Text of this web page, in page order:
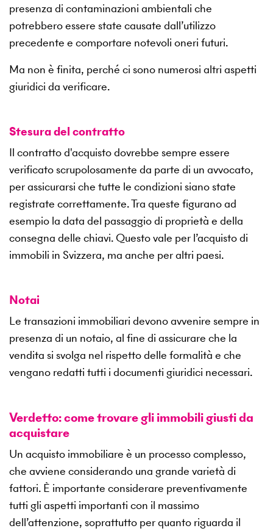
presenza di contaminazioni ambientali che
potrebbero essere state causate dall’utilizzo
precedente e comportare notevoli oneri futuri.
Ma non è finita, perché ci sono numerosi altri aspetti
giuridici da verificare.
Stesura del contratto
Il contratto d'acquisto dovrebbe sempre essere
verificato scrupolosamente da parte di un avvocato,
per assicurarsi che tutte le condizioni siano state
registrate correttamente. Tra queste figurano ad
esempio la data del passaggio di proprietà e della
consegna delle chiavi. Questo vale per l’acquisto di
immobili in Svizzera, ma anche per altri paesi.
Notai
Le transazioni immobiliari devono avvenire sempre in
presenza di un notaio, al fine di assicurare che la
vendita si svolga nel rispetto delle formalità e che
vengano redatti tutti i documenti giuridici necessari.
Verdetto: come trovare gli immobili giusti da
acquistare
Un acquisto immobiliare è un processo complesso,
che avviene considerando una grande varietà di
fattori. È importante considerare preventivamente
tutti gli aspetti importanti con il massimo
dell’attenzione, soprattutto per quanto riguarda il